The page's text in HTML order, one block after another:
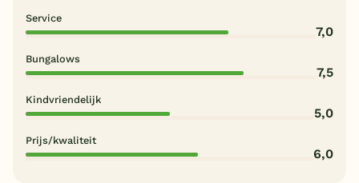
Service
7,0
Bungalows
7,5
Kindvriendelijk
5,0
Prijs/kwaliteit
6,0